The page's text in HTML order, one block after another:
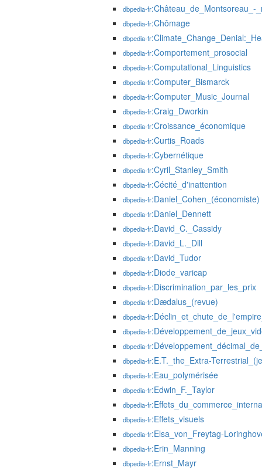
dbpedia-fr:Château_de_Montsoreau_-
dbpedia-fr:Chômage
dbpedia-fr
dbpedia-fr:Comportement_prosocial
dbpedia-fr:Computational_Linguistics
dbpedia-fr:Computer_Bismarck
dbpedia-fr:Computer_Music_Journal
dbpedia-fr:Craig_Dworkin
dbpedia-fr:Croissance_économique
dbpedia-fr:Curtis_Roads
dbpedia-fr:Cybernétique
dbpedia-fr:Cyril_Stanley_Smith
dbpedia-fr:Cécité_d'inattention
dbpedia-fr:Daniel_Cohen_(économiste)
dbpedia-fr:Daniel_Dennett
dbpedia-fr:David_C._Cassidy
dbpedia-fr:David_L._Dill
dbpedia-fr:David_Tudor
dbpedia-fr:Diode_varicap
dbpedia-fr:Discrimination_par_les_prix
dbpedia-fr:Dædalus_(revue)
dbpedia-fr
dbpedia-fr
dbpedia-fr
dbpedia-fr:E.T._the_Extra-
dbpedia-fr:Eau_polymérisée
dbpedia-fr:Edwin_F._Taylor
dbpedia-fr
dbpedia-fr:Effets_visuels
dbpedia-fr:Elsa_von_Freytag-
dbpedia-fr:Erin_Manning
dbpedia-fr:Ernst_Mayr